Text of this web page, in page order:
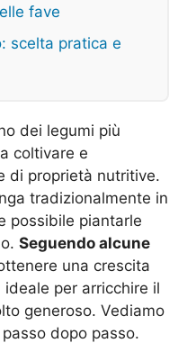
fave
scelta pratica e
dei legumi più
coltivare e
di proprietà nutritive.
tradizionalmente in
possibile piantarle
Seguendo alcune
una crescita
per arricchire il
generoso. Vediamo
dopo passo.